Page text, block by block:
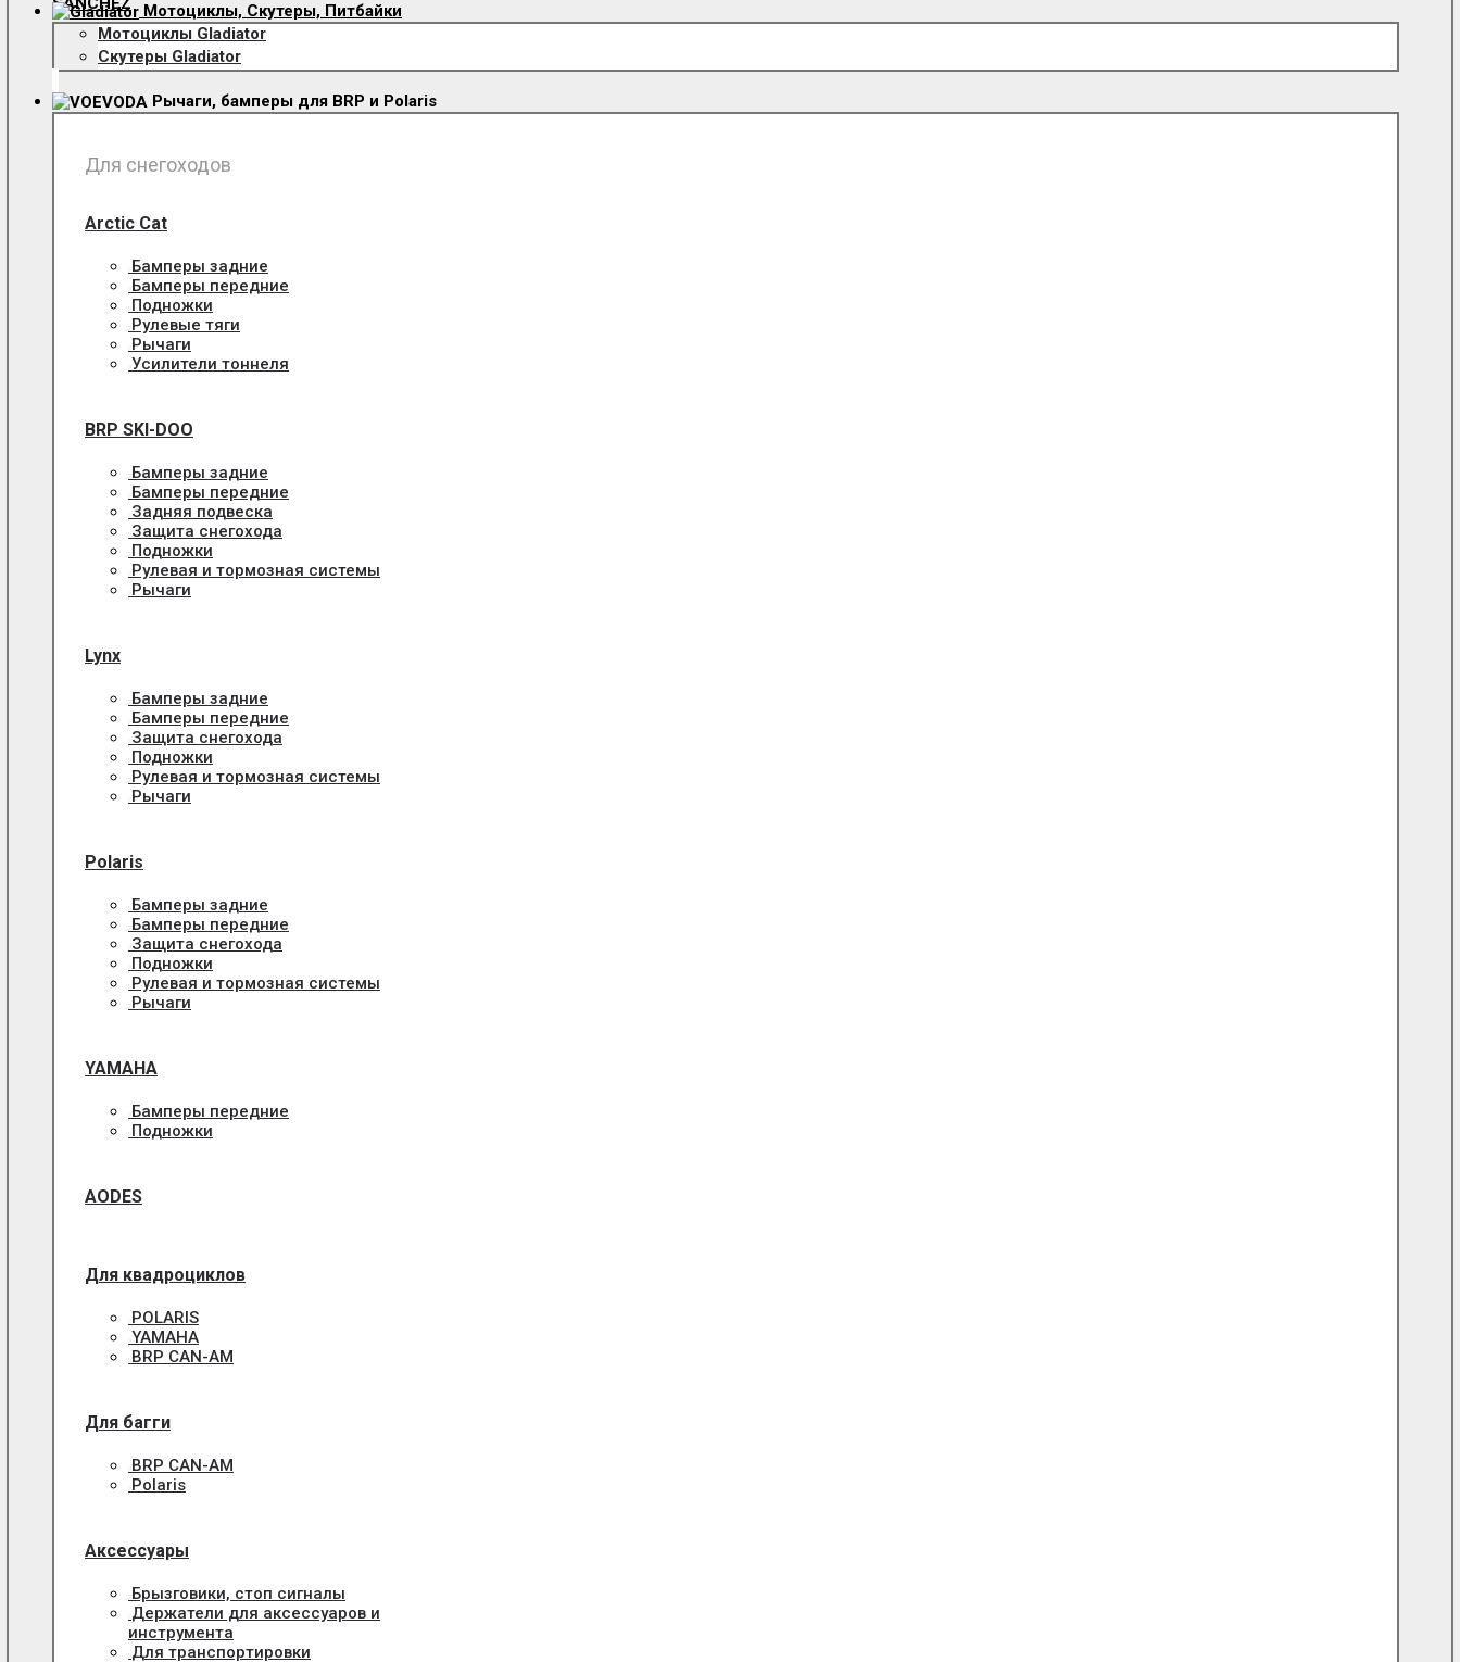
Мотоциклы, Скутеры, Питбайки
Мотоциклы Gladiator
Скутеры Gladiator
Рычаги, бамперы для BRP и Polaris
Для снегоходов
Arctic Cat
Бамперы задние
Бамперы передние
Подножки
Рулевые тяги
Рычаги
Усилители тоннеля
BRP SKI-DOO
Бамперы задние
Бамперы передние
Задняя подвеска
Защита снегохода
Подножки
Рулевая и тормозная системы
Рычаги
Lynx
Бамперы задние
Бамперы передние
Защита снегохода
Подножки
Рулевая и тормозная системы
Рычаги
Polaris
Бамперы задние
Бамперы передние
Защита снегохода
Подножки
Рулевая и тормозная системы
Рычаги
YAMAHA
Бамперы передние
Подножки
AODES
Для квадроциклов
POLARIS
YAMAHA
BRP CAN-AM
Для багги
BRP CAN-AM
Polaris
Аксессуары
Брызговики, стоп сигналы
Держатели для аксессуаров и
инструмента
Для транспортировки